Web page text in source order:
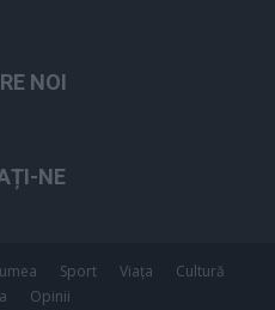
NOI
NE
Sport Viața
Cultură
Opinii